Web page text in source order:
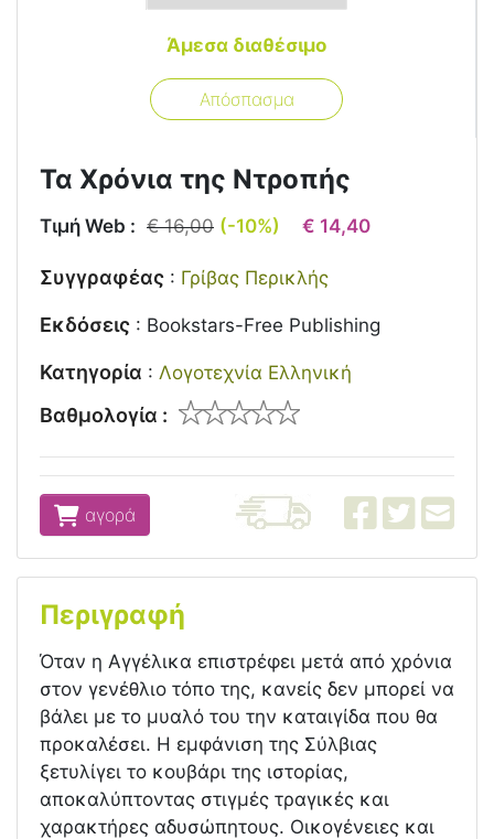
Άμεσα διαθέσιμο
Απόσπασμα
Τα Χρόνια της Ντροπής
Τιμή Web : € 16,00 (-10%) € 14,40
Συγγραφέας : Γρίβας Περικλής
Εκδόσεις : Bookstars-Free Publishing
Κατηγορία : Λογοτεχνία Ελληνική
Βαθμολογία :
αγορά
Περιγραφή
Όταν η Αγγέλικα επιστρέφει μετά από χρόνια
στον γενέθλιο τόπο της, κανείς δεν μπορεί να
βάλει με το μυαλό του την καταιγίδα που θα
προκαλέσει. Η εμφάνιση της Σύλβιας
ξετυλίγει το κουβάρι της ιστορίας,
αποκαλύπτοντας στιγμές τραγικές και
χαρακτήρες αδυσώπητους. Oικογένειες και